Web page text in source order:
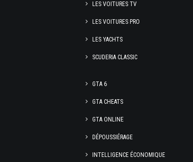
LES VOITURES TV
LES VOITURES PRO
LES YACHTS
SCUDERIA CLASSIC
GTA 6
GTA CHEATS
GTA ONLINE
DÉPOUSSIÉRAGE
INTELLIGENCE ÉCONOMIQUE